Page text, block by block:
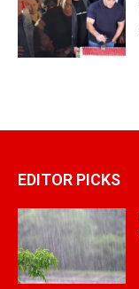
EDITOR PICKS